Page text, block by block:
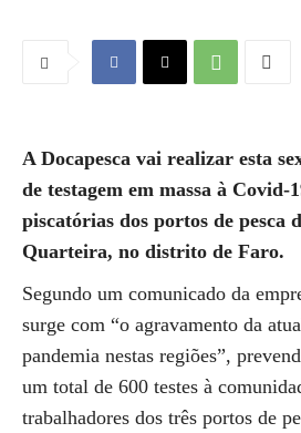
A Docapesca vai realizar esta
de testagem em massa à Covid-
piscatórias dos portos de pesca
Quarteira, no distrito de Faro.
Segundo um comunicado da
surge com “o agravamento da
pandemia nestas regiões”,
um total de 600 testes à
trabalhadores dos três portos de